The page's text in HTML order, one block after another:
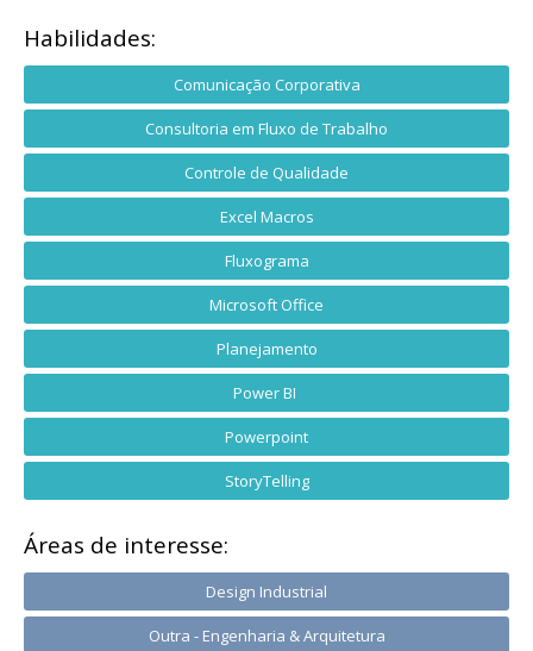
Habilidades:
Comunicação Corporativa
Consultoria em Fluxo de Trabalho
Controle de Qualidade
Excel Macros
Fluxograma
Microsoft Office
Planejamento
Power BI
Powerpoint
StoryTelling
Áreas de interesse:
Design Industrial
Outra - Engenharia & Arquitetura